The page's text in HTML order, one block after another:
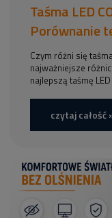
Taśma LED
Porównanie
Czym różni się
najważniejsze
najlepszą taśmę
czytaj całość